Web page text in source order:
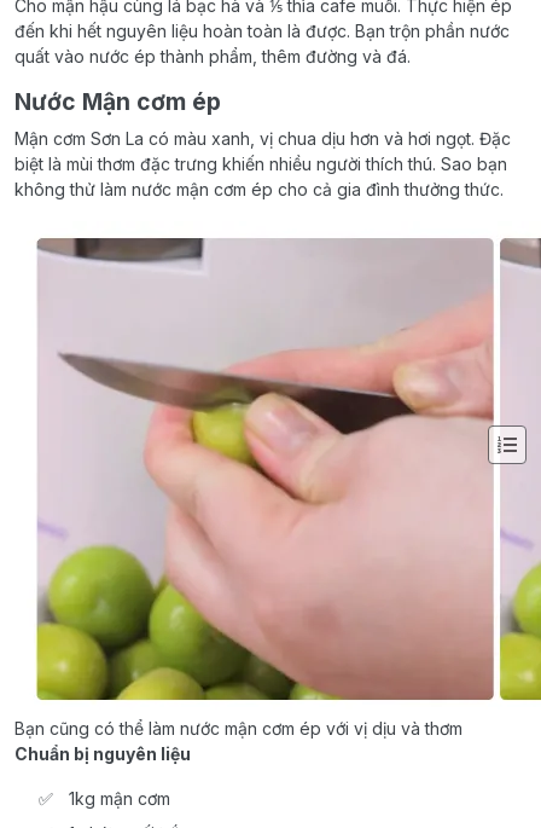
Cho mận hậu cùng lá bạc hà và ⅕ thìa cafe muối. Thực hiện ép
đến khi hết nguyên liệu hoàn toàn là được. Bạn trộn phần nước
quất vào nước ép thành phẩm, thêm đường và đá.
Nước Mận cơm ép
Mận cơm Sơn La có màu xanh, vị chua dịu hơn và hơi ngọt. Đặc
biệt là mùi thơm đặc trưng khiến nhiều người thích thú. Sao bạn
không thử làm nước mận cơm ép cho cả gia đình thưởng thức.
Bạn cũng có thể làm nước mận cơm ép với vị dịu và thơm
Chuẩn bị nguyên liệu
1kg mận cơm